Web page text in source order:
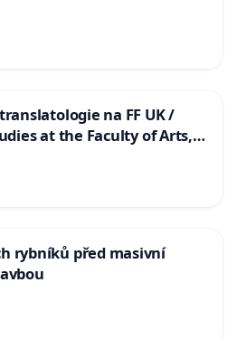
na FF UK /
at the Faculty of Arts,
rybníků před masivní